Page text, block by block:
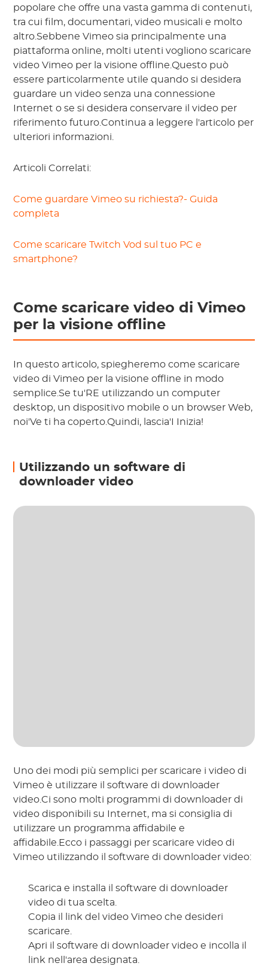
popolare che offre una vasta gamma di contenuti,
tra cui film, documentari, video musicali e molto
altro.Sebbene Vimeo sia principalmente una
piattaforma online, molti utenti vogliono scaricare
video Vimeo per la visione offline.Questo può
essere particolarmente utile quando si desidera
guardare un video senza una connessione
Internet o se si desidera conservare il video per
riferimento futuro.Continua a leggere l'articolo per
ulteriori informazioni.
Articoli Correlati:
Come guardare Vimeo su richiesta?- Guida
completa
Come scaricare Twitch Vod sul tuo PC e
smartphone?
Come scaricare video di Vimeo
per la visione offline
In questo articolo, spiegheremo come scaricare
video di Vimeo per la visione offline in modo
semplice.Se tu'RE utilizzando un computer
desktop, un dispositivo mobile o un browser Web,
noi'Ve ti ha coperto.Quindi, lascia'I Inizia!
Utilizzando un software di
downloader video
Uno dei modi più semplici per scaricare i video di
Vimeo è utilizzare il software di downloader
video.Ci sono molti programmi di downloader di
video disponibili su Internet, ma si consiglia di
utilizzare un programma affidabile e
affidabile.Ecco i passaggi per scaricare video di
Vimeo utilizzando il software di downloader video:
Scarica e installa il software di downloader
video di tua scelta.
Copia il link del video Vimeo che desideri
scaricare.
Apri il software di downloader video e incolla il
link nell'area designata.